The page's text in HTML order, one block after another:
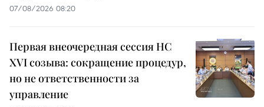
07/08/2026 08:20
Первая внеочередная сессия НС
XVI созыва: сокращение процедур,
но не ответственности за
управление